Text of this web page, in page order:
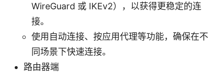
WireGuard 或 IKEv2），以获得更稳定的连
接。
使用自动连接、按应用代理等功能，确保在不
同场景下快速连接。
路由器端